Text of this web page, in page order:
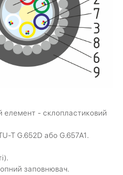
елемент - склопластиковий
T G.652D або G.657A1.
заповнювач.